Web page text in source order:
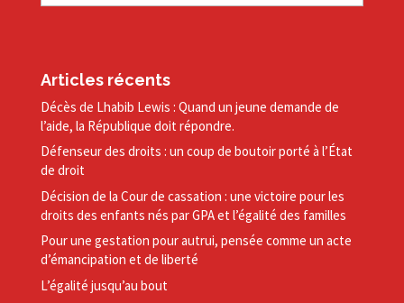
Articles récents
Décès de Lhabib Lewis : Quand un jeune demande de
l’aide, la République doit répondre.
Défenseur des droits : un coup de boutoir porté à l’État
de droit
Décision de la Cour de cassation : une victoire pour les
droits des enfants nés par GPA et l’égalité des familles
Pour une gestation pour autrui, pensée comme un acte
d’émancipation et de liberté
L’égalité jusqu’au bout